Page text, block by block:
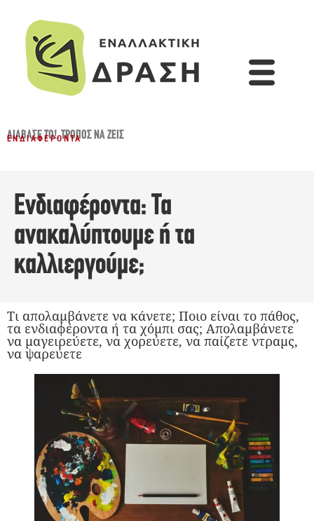
ΔΙΆΒΑΣΈ ΤΟ!,ΤΡΌΠΟΣ ΝΑ ΖΕΙΣ
ΕΝΔΙΑΦΈΡΟΝΤΑ
Ενδιαφέροντα: Τα
ανακαλύπτουμε ή τα
καλλιεργούμε;
Τι απολαμβάνετε να κάνετε; Ποιο είναι το πάθος,
τα ενδιαφέροντα ή τα χόμπι σας; Απολαμβάνετε
να μαγειρεύετε, να χορεύετε, να παίζετε ντραμς,
να ψαρεύετε